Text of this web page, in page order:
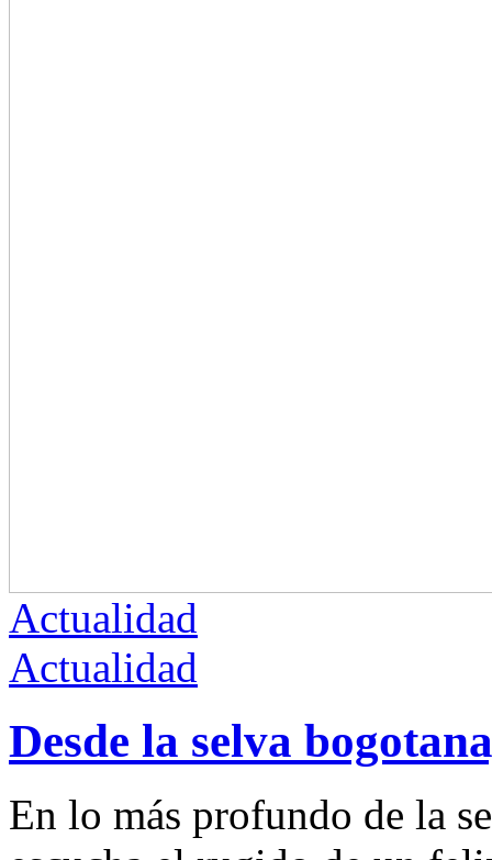
Actualidad
Actualidad
Desde la selva
En lo más profundo de la